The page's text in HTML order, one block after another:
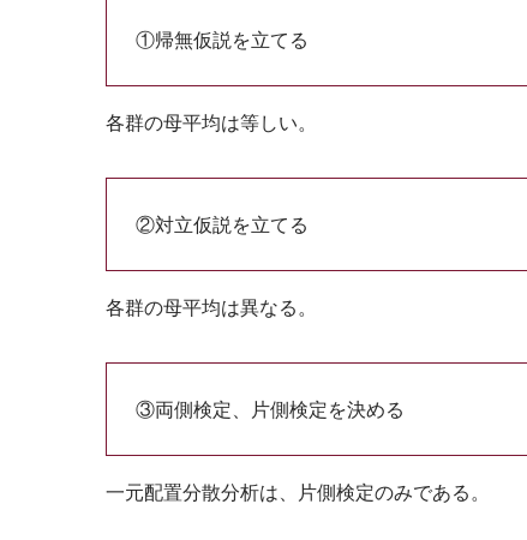
①帰無仮説を立てる
各群の母平均は等しい。
②対立仮説を立てる
各群の母平均は異なる。
③両側検定、片側検定を決める
一元配置分散分析は、片側検定のみである。